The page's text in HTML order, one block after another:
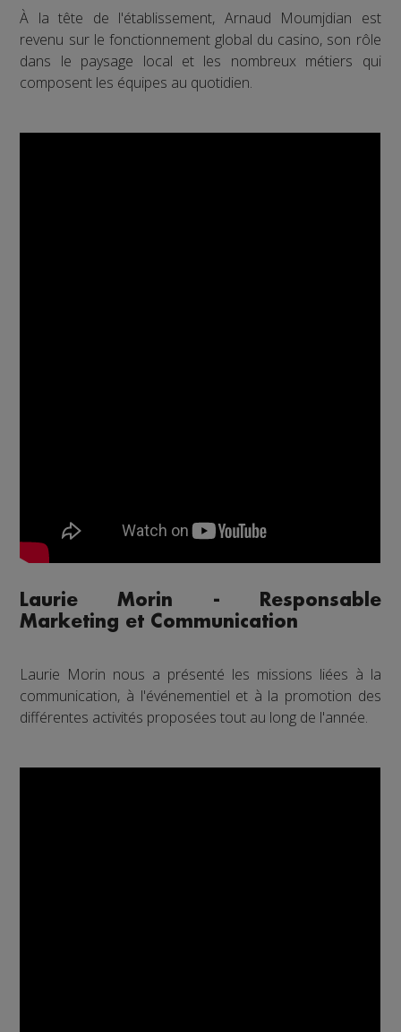
À la tête de l'établissement, Arnaud Moumjdian est
revenu sur le fonctionnement global du casino, son rôle
dans le paysage local et les nombreux métiers qui
composent les équipes au quotidien.
Laurie Morin - Responsable
Marketing et Communication
Laurie Morin nous a présenté les missions liées à la
communication, à l'événementiel et à la promotion des
différentes activités proposées tout au long de l'année.